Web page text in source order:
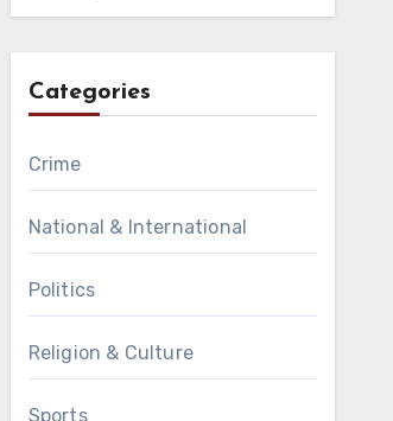
Categories
Crime
National & International
Politics
Religion & Culture
Sports